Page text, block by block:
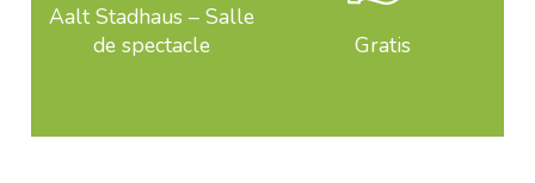
Aalt Stadhaus – Salle
de spectacle
Gratis